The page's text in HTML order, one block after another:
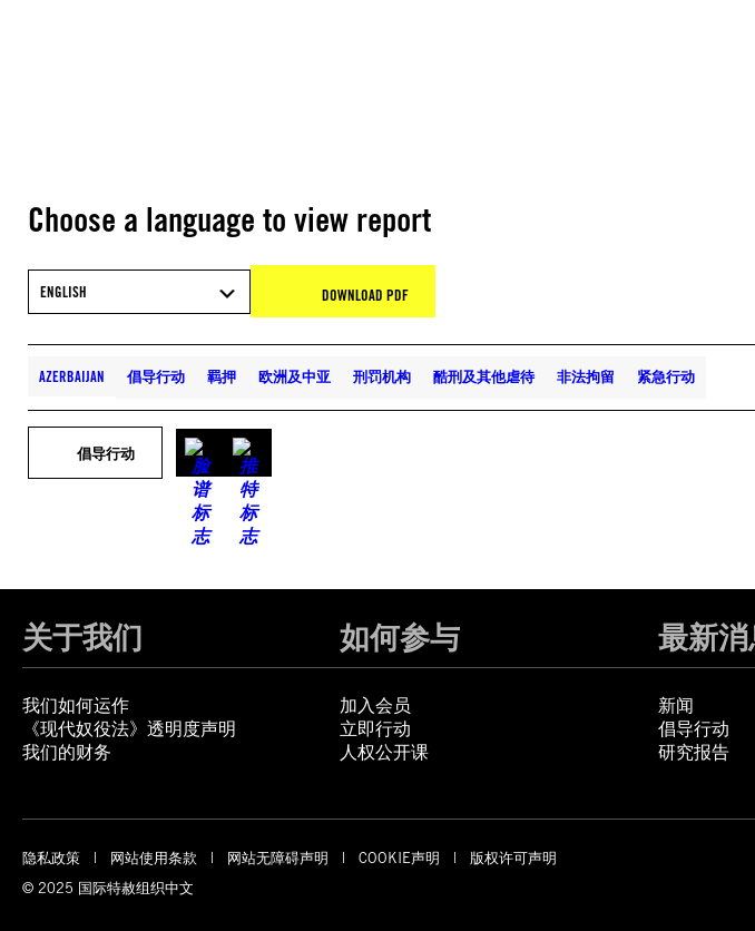
Choose a language to view report
ENGLISH DOWNLOAD PDF
AZERBAIJAN 倡导行动 羁押 欧洲及中亚 刑罚机构 酷刑及其他虐待 非法拘留 紧急行动
倡导行动
关于我们
我们如何运作
《现代奴役法》透明度声明
我们的财务
如何参与
加入会员
立即行动
人权公开课
最新消
新闻
倡导行动
研究报告
隐私政策 网站使用条款 网站无障碍声明 COOKIE声明
版权许可声明
© 2025 国际特赦组织中文